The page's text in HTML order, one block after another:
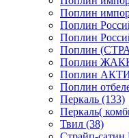
Поплин
Поплин
Поплин
Поплин
Поплин
Поплин
Поплин
Перкаль (133)
Перкаль(
Твил (38)